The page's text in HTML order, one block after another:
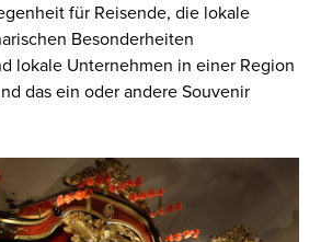
für Reisende, die lokale
Besonderheiten
lokale Unternehmen in einer Region
das ein oder andere Souvenir